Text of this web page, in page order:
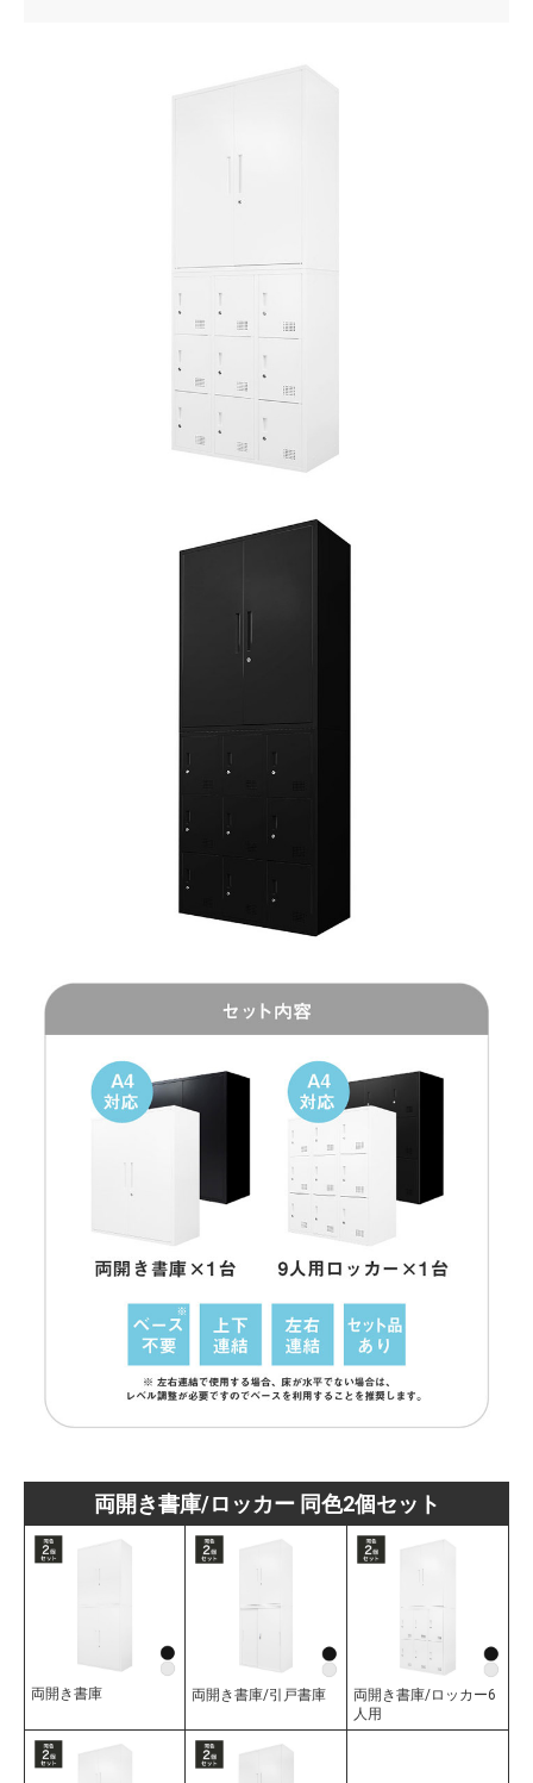
両開き書庫/ロッカー 同色2個セット
両開き書庫 両開き書庫/引戸書庫
両開き書庫/ロッカー6
人用